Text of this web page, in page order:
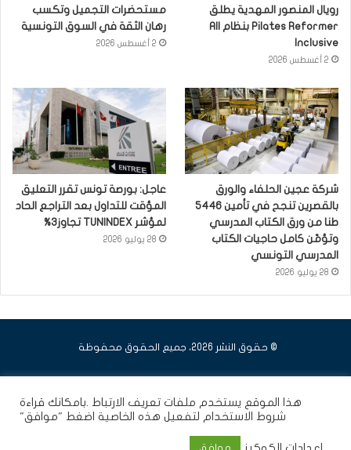
رويال المنصور المهدية يطلق
Pilates Reformer بنظام All
Inclusive
2 أغسطس 2026
مستحضرات التجميل وتكسب
رهان الثقة في السوق التونسية
2 أغسطس 2026
شركة عجين الحلفاء والورق
بالقصرين تنجح في تأمين 5446
طنا من ورق الكتاب المدرسي
وتؤمّن كامل حاجيات الكتاب
المدرسي التونسي
28 يوليو 2026
عاجل: بورصة تونس تقرر التعليق
المؤقت للتداول بعد التراجع الحاد
لمؤشر TUNINDEX تجاوز3%
28 يوليو 2026
© حقوق النشر 2026، جميع الحقوق محفوظة
هذا الموقع يستخدم ملفات تعريف الارتباط .بامكانك قراءة
شروط الاستخدام لتفعيل هذه الخاصية اضغط "موافق"
إعدادات الكوكيز موافق